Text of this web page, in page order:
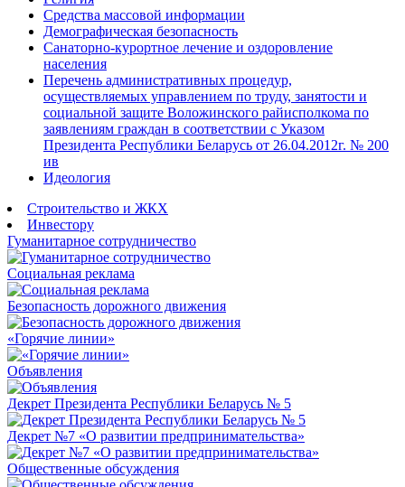
Средства массовой информации
Демографическая безопасность
Санаторно-курортное лечение и оздоровление
населения
Перечень административных процедур,
осуществляемых управлением по труду, занятости и
социальной защите Воложинского райисполкома по
заявлениям граждан в соответствии с Указом
Президента Республики Беларусь от 26.04.2012г. № 200
ив
Идеология
Строительство и ЖКХ
Инвестору
Гуманитарное сотрудничество
Социальная реклама
Безопасность дорожного движения
«Горячие линии»
Объявления
Декрет Президента Республики Беларусь № 5
Декрет №7 «О развитии предпринимательства»
Общественные обсуждения